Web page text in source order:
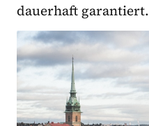
dauerhaft garantiert.